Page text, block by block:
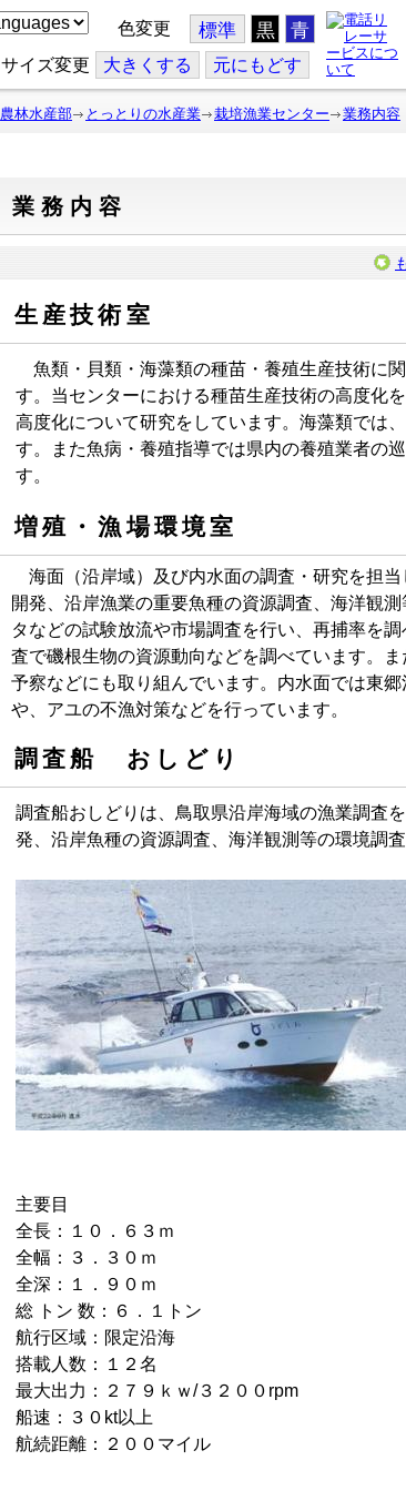
色変更 標準 黒 青
サイズ変更 大きくする 元にもどす
農林水産部 とっとりの水産業 栽培漁業センター 業務内容
業務内容
生産技術室
魚類・貝類・海藻類の種苗・養殖生産技術に
す。当センターにおける種苗生産技術の高度化
高度化について研究をしています。海藻類では
す。また魚病・養殖指導では県内の養殖業者の
す。
増殖・漁場環境室
海面（沿岸域）及び内水面の調査・研究を担
開発、沿岸漁業の重要魚種の資源調査、海洋観
タなどの試験放流や市場調査を行い、再捕率を
査で磯根生物の資源動向などを調べています。
予察などにも取り組んでいます。内水面では東
や、アユの不漁対策などを行っています。
調査船 おしどり
調査船おしどりは、鳥取県沿岸海域の漁業調査
発、沿岸魚種の資源調査、海洋観測等の環境調査
主要目
全長：１０．６３ｍ
全幅：３．３０ｍ
全深：１．９０ｍ
総 トン 数：６．１トン
航行区域：限定沿海
搭載人数：１２名
最大出力：２７９ｋｗ/３２００rpm
船速：３０kt以上
航続距離：２００マイル